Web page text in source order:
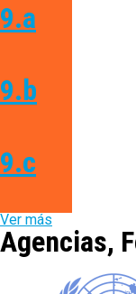
9.a
9.b
9.c
Ver más
Agencias,